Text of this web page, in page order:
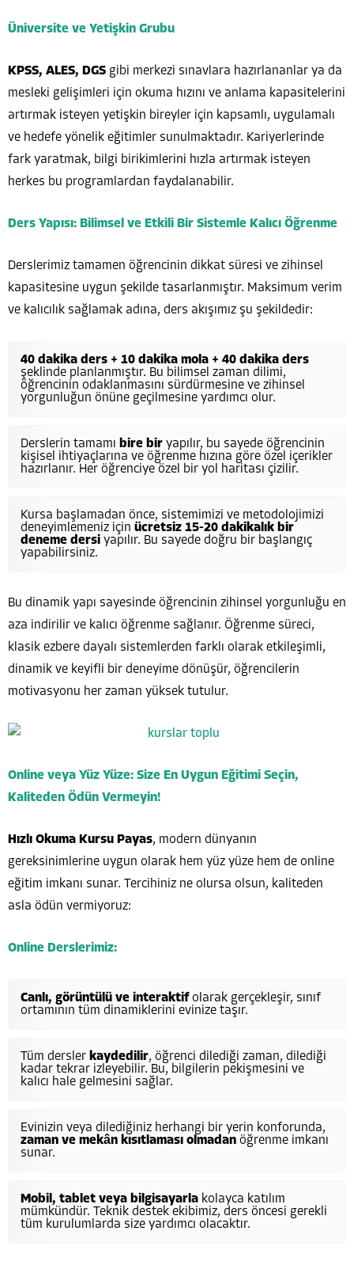
Üniversite ve Yetişkin Grubu
KPSS, ALES, DGS gibi merkezi sınavlara hazırlananlar ya da
mesleki gelişimleri için okuma hızını ve anlama kapasitelerini
artırmak isteyen yetişkin bireyler için kapsamlı, uygulamalı
ve hedefe yönelik eğitimler sunulmaktadır. Kariyerlerinde
fark yaratmak, bilgi birikimlerini hızla artırmak isteyen
herkes bu programlardan faydalanabilir.
Ders Yapısı: Bilimsel ve Etkili Bir Sistemle Kalıcı Öğrenme
Derslerimiz tamamen öğrencinin dikkat süresi ve zihinsel
kapasitesine uygun şekilde tasarlanmıştır. Maksimum verim
ve kalıcılık sağlamak adına, ders akışımız şu şekildedir:
40 dakika ders + 10 dakika mola + 40 dakika ders
şeklinde planlanmıştır. Bu bilimsel zaman dilimi,
öğrencinin odaklanmasını sürdürmesine ve zihinsel
yorgunluğun önüne geçilmesine yardımcı olur.
Derslerin tamamı bire bir yapılır, bu sayede öğrencinin
kişisel ihtiyaçlarına ve öğrenme hızına göre özel içerikler
hazırlanır. Her öğrenciye özel bir yol haritası çizilir.
Kursa başlamadan önce, sistemimizi ve metodolojimizi
deneyimlemeniz için ücretsiz 15-20 dakikalık bir
deneme dersi yapılır. Bu sayede doğru bir başlangıç
yapabilirsiniz.
Bu dinamik yapı sayesinde öğrencinin zihinsel yorgunluğu en
aza indirilir ve kalıcı öğrenme sağlanır. Öğrenme süreci,
klasik ezbere dayalı sistemlerden farklı olarak etkileşimli,
dinamik ve keyifli bir deneyime dönüşür, öğrencilerin
motivasyonu her zaman yüksek tutulur.
Online veya Yüz Yüze: Size En Uygun Eğitimi Seçin,
Kaliteden Ödün Vermeyin!
Hızlı Okuma Kursu Payas, modern dünyanın
gereksinimlerine uygun olarak hem yüz yüze hem de online
eğitim imkanı sunar. Tercihiniz ne olursa olsun, kaliteden
asla ödün vermiyoruz:
Online Derslerimiz:
Canlı, görüntülü ve interaktifolarak gerçekleşir, sınıf
ortamının tüm dinamiklerini evinize taşır.
Tüm dersler kaydedilir, öğrenci dilediği zaman, dilediği
kadar tekrar izleyebilir. Bu, bilgilerin pekişmesini ve
kalıcı hale gelmesini sağlar.
Evinizin veya dilediğiniz herhangi bir yerin konforunda,
zaman ve mekân kısıtlaması olmadan öğrenme imkanı
sunar.
Mobil, tablet veya bilgisayarla kolayca katılım
mümkündür. Teknik destek ekibimiz, ders öncesi gerekli
tüm kurulumlarda size yardımcı olacaktır.